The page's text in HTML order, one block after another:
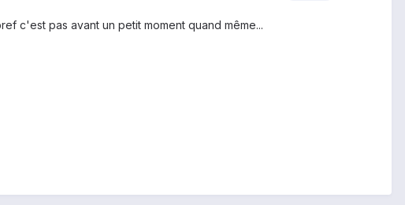
c'est pas avant un petit moment quand même...